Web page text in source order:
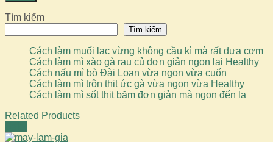
Tìm kiếm
Tìm kiếm
Cách làm muối lạc vừng không cầu kì mà rất đưa cơm
Cách làm mì xào gà rau củ đơn giản ngon lại Healthy
Cách nấu mì bò Đài Loan vừa ngon vừa cuốn
Cách làm mì trộn thịt ức gà vừa ngon vừa Healthy
Cách làm mì sốt thịt băm đơn giản mà ngon đến lạ
Related Products